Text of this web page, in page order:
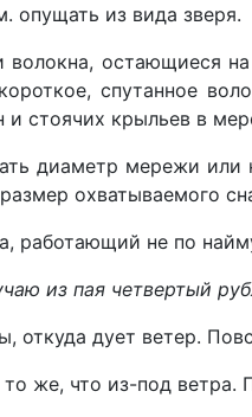
опущать из вида зверя.
остающиеся
спутанное
и стоячих крыльев в
диаметр мережи или
охватываемого
работающий не по
из пая четвертый
откуда дует ветер.
то же, что из-под ветра.